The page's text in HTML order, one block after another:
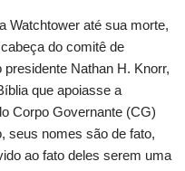
Watchtower até sua morte,
do comitê de
Nathan H. Knorr,
que apoiasse a
Corpo Governante (CG)
seus nomes são de fato,
ao fato deles serem uma